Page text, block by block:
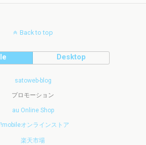
Back to top
Desktop
satoweb-blog
プロモーション
au Online Shop
オンラインストア
楽天市場